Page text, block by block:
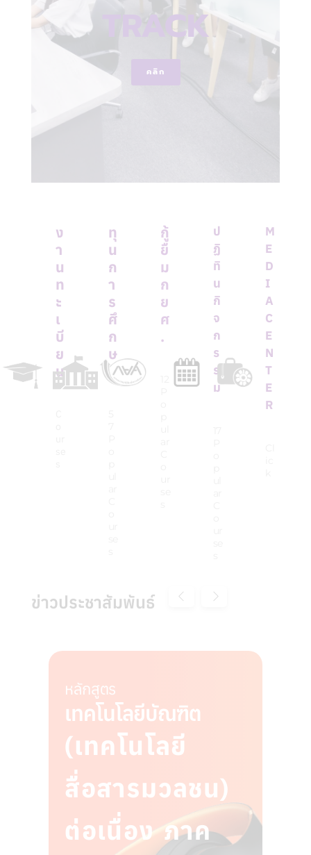
TRACK
คลิก
ง
า
น
ท
ะ
เ
บี
ย
น
ทุ
น
ก
า
ร
ศึ
ก
ษ
า
กู้
ยื
ม
ก
ย
ศ
.
ป
ฏิ
ทิ
น
กิ
จ
ก
ร
ร
ม
M
E
D
I
A
C
E
N
T
E
R
ข่าวประชาสัมพันธ์
หลักสูตร
เทคโนโลยีบัณฑิต
(เทคโนโลยี
สื่อสารมวลชน)
ต่อเนื่อง ภาค